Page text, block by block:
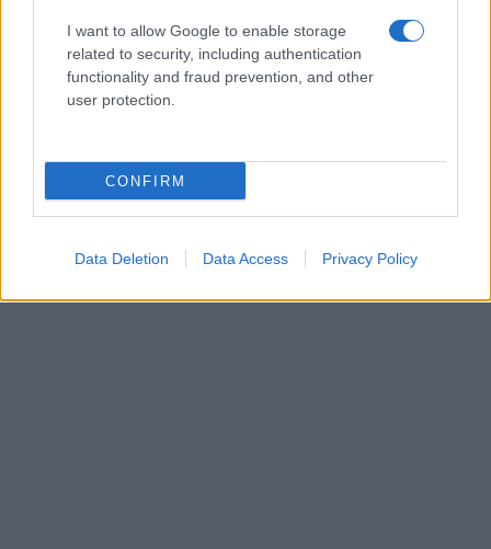
I want to allow Google to enable storage
related to security, including authentication
functionality and fraud prevention, and other
user protection.
CONFIRM
Data Deletion Data Access Privacy Policy
AUTORE
Matteo Pellegrino
Matteo Pellegrino ha organizzato una sfilata
pop-up nei vicoli del Quartieri Spagnoli per
tendenze locali. Nato a Napoli, conserva
bozze di pattern e appunti presi nelle sartorie
di via Toledo.